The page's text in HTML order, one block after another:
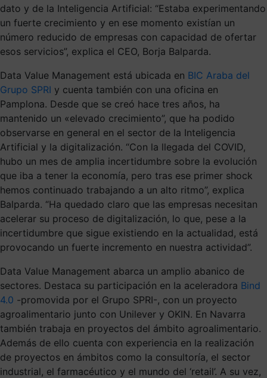
dato y de la Inteligencia Artificial: “Estaba experimentando
un fuerte crecimiento y en ese momento existían un
número reducido de empresas con capacidad de ofertar
esos servicios”, explica el CEO, Borja Balparda.
Data Value Management está ubicada en BIC Araba del
Grupo SPRI y cuenta también con una oficina en
Pamplona. Desde que se creó hace tres años, ha
mantenido un «elevado crecimiento”, que ha podido
observarse en general en el sector de la Inteligencia
Artificial y la digitalización. “Con la llegada del COVID,
hubo un mes de amplia incertidumbre sobre la evolución
que iba a tener la economía, pero tras ese primer shock
hemos continuado trabajando a un alto ritmo”, explica
Balparda. “Ha quedado claro que las empresas necesitan
acelerar su proceso de digitalización, lo que, pese a la
incertidumbre que sigue existiendo en la actualidad, está
provocando un fuerte incremento en nuestra actividad”.
Data Value Management abarca un amplio abanico de
sectores. Destaca su participación en la aceleradora Bind
4.0 -promovida por el Grupo SPRI-, con un proyecto
agroalimentario junto con Unilever y OKIN. En Navarra
también trabaja en proyectos del ámbito agroalimentario.
Además de ello cuenta con experiencia en la realización
de proyectos en ámbitos como la consultoría, el sector
industrial, el farmacéutico y el mundo del ‘retail’. A su vez,